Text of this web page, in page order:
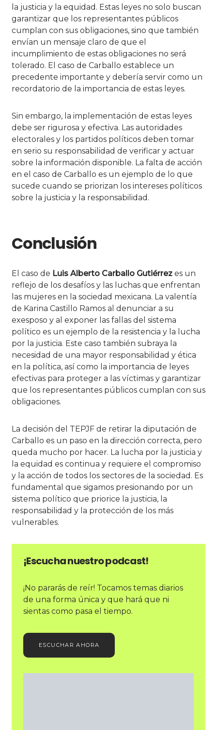
la justicia y la equidad. Estas leyes no solo buscan
garantizar que los representantes públicos
cumplan con sus obligaciones, sino que también
envían un mensaje claro de que el
incumplimiento de estas obligaciones no será
tolerado. El caso de Carballo establece un
precedente importante y debería servir como un
recordatorio de la importancia de estas leyes.
Sin embargo, la implementación de estas leyes
debe ser rigurosa y efectiva. Las autoridades
electorales y los partidos políticos deben tomar
en serio su responsabilidad de verificar y actuar
sobre la información disponible. La falta de acción
en el caso de Carballo es un ejemplo de lo que
sucede cuando se priorizan los intereses políticos
sobre la justicia y la responsabilidad.
Conclusión
El caso de Luis Alberto Carballo Gutiérrez es un
reflejo de los desafíos y las luchas que enfrentan
las mujeres en la sociedad mexicana. La valentía
de Karina Castillo Ramos al denunciar a su
exesposo y al exponer las fallas del sistema
político es un ejemplo de la resistencia y la lucha
por la justicia. Este caso también subraya la
necesidad de una mayor responsabilidad y ética
en la política, así como la importancia de leyes
efectivas para proteger a las víctimas y garantizar
que los representantes públicos cumplan con sus
obligaciones.
La decisión del TEPJF de retirar la diputación de
Carballo es un paso en la dirección correcta, pero
queda mucho por hacer. La lucha por la justicia y
la equidad es continua y requiere el compromiso
y la acción de todos los sectores de la sociedad. Es
fundamental que sigamos presionando por un
sistema político que priorice la justicia, la
responsabilidad y la protección de los más
vulnerables.
¡Escucha nuestro podcast!
¡No pararás de reír! Tocamos temas diarios
de una forma única y que hará que ni
sientas como pasa el tiempo.
ESCUCHAR AHORA